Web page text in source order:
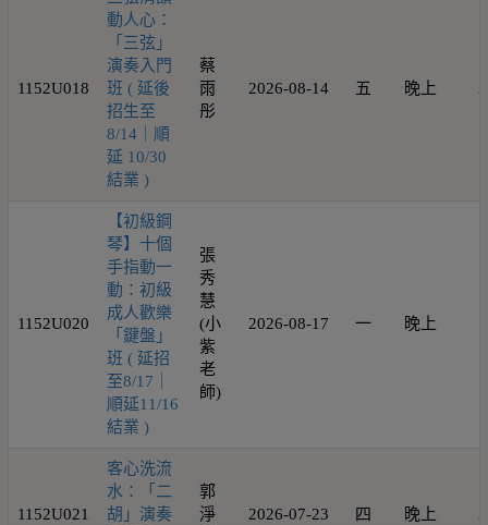
1152U018
動人心：
「三弦」
演奏入門
班 ( 延後
招生至
8/14｜順
延 10/30
結業 )
蔡
雨
彤
2026-08-14 五 晚上
1152U020
【初級鋼
琴】十個
手指動一
動：初級
成人歡樂
「鍵盤」
班 ( 延招
至8/17｜
順延11/16
結業 )
張
秀
慧
(小
紫
老
師)
2026-08-17 一 晚上
1152U021
客心洗流
水：「二
胡」演奏
郭
淨
2026-07-23 四 晚上